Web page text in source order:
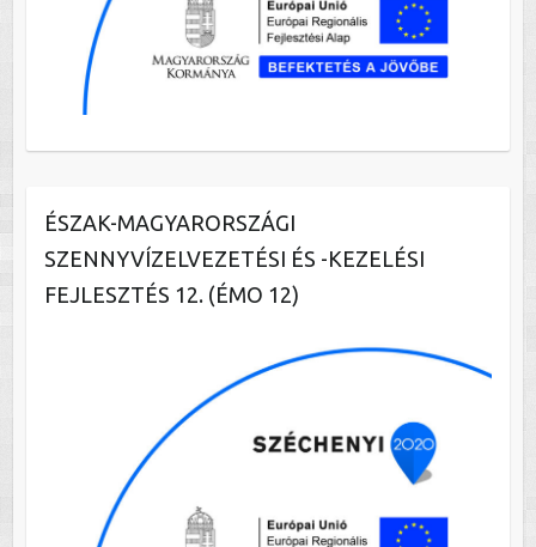
ÉSZAK-MAGYARORSZÁGI
SZENNYVÍZELVEZETÉSI ÉS -KEZELÉSI
FEJLESZTÉS 12. (ÉMO 12)